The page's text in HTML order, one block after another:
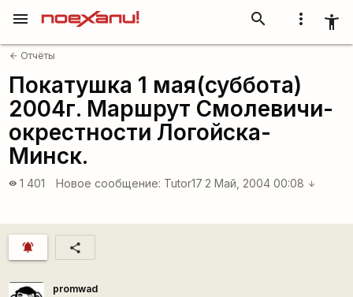
more_vert accessibility_new
search
menu
arrow_back Отчёты
Покатушка 1 мая(суббота)
2004г. Маршрут Смолевичи-
окрестности Логойска-
Минск.
visibility 1 401 Новое сообщение: Tutor17 2 Май, 2004 00:08 arrow_downward
notifications_active share
promwad